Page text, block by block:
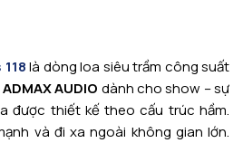
là dòng loa siêu trầm công suất
ADMAX AUDIO dành cho show – sự
được thiết kế theo cấu trúc hầm.
và đi xa ngoài không gian lớn.